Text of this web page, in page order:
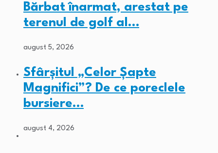
Bărbat înarmat, arestat pe
terenul de golf al…
august 5, 2026
Sfârșitul „Celor Șapte
Magnifici”? De ce poreclele
bursiere…
august 4, 2026